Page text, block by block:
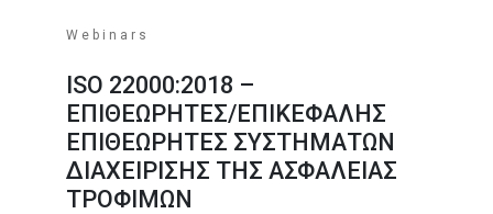
Webinars
ISO 22000:2018 –
ΕΠΙΘΕΩΡΗΤΕΣ/ΕΠΙΚΕΦΑΛΗΣ
ΕΠΙΘΕΩΡΗΤΕΣ ΣΥΣΤΗΜΑΤΩΝ
ΔΙΑΧΕΙΡΙΣΗΣ ΤΗΣ ΑΣΦΑΛΕΙΑΣ
ΤΡΟΦΙΜΩΝ